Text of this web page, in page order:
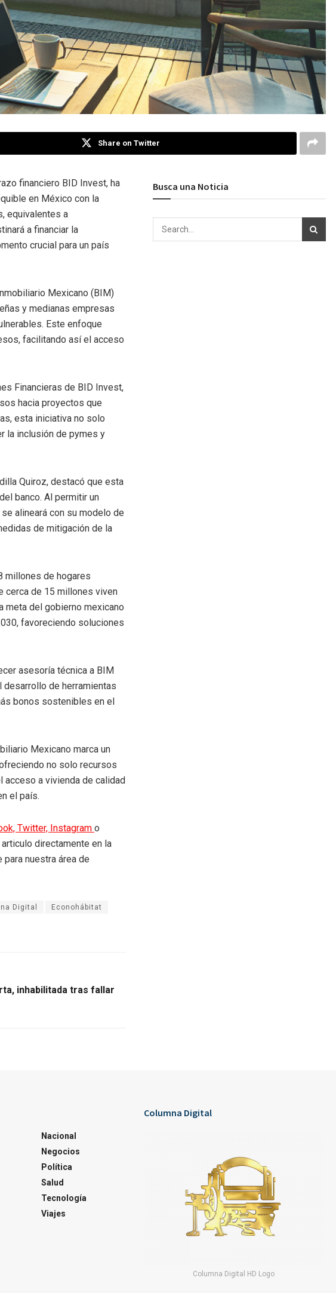
Share on Twitter
financiero BID Invest, ha
en México con la
equivalentes a
a financiar la
crucial para un país
Mexicano (BIM)
y medianas empresas
Este enfoque
facilitando así el acceso
Financieras de BID Invest,
hacia proyectos que
esta iniciativa no solo
la inclusión de pymes y
Quiroz, destacó que esta
banco. Al permitir un
alineará con su modelo de
de mitigación de la
millones de hogares
cerca de 15 millones viven
meta del gobierno mexicano
favoreciendo soluciones
asesoría técnica a BIM
de herramientas
bonos sostenibles en el
Mexicano marca un
no solo recursos
acceso a vivienda de calidad
el país.
Twitter, Instagram o
directamente en la
nuestra área de
Digital Econohábitat
inhabilitada tras fallar
Busca una Noticia
Nacional
Negocios
Política
Salud
Tecnología
Viajes
Columna Digital
Columna Digital HD Logo